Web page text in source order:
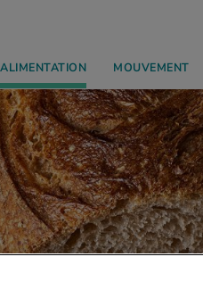
ALIMENTATION MOUVEMENT